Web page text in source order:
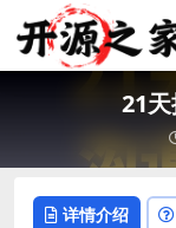
21
详情介绍